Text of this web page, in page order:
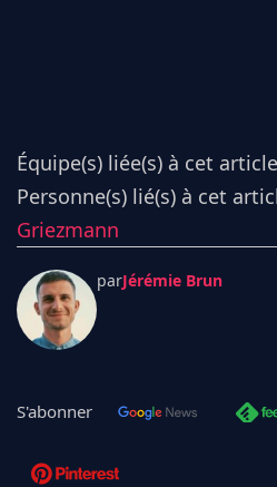
Équipe(s) liée(s) à cet
Personne(s) lié(s) à cet
Griezmann
parJérémie Brun
S'abonner